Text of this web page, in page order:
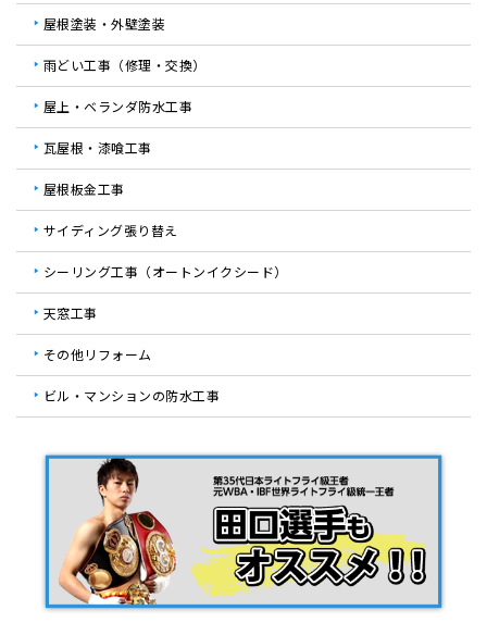
屋根塗装・外壁塗装
雨どい工事（修理・交換）
屋上・ベランダ防水工事
瓦屋根・漆喰工事
屋根板金工事
サイディング張り替え
シーリング工事（オートンイクシード）
天窓工事
その他リフォーム
ビル・マンションの防水工事